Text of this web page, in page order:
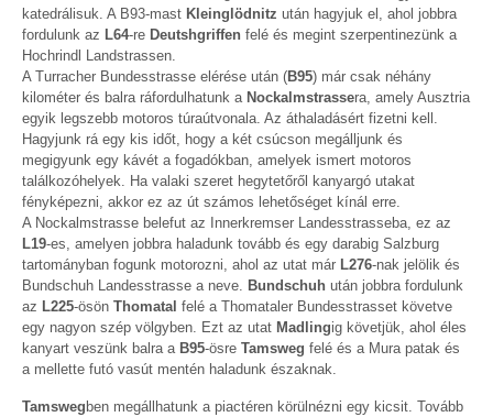
katedrálisuk. A B93-mast Kleinglödnitz után hagyjuk el, ahol jobbra
fordulunk az L64-re Deutshgriffen felé és megint szerpentinezünk a
Hochrindl Landstrassen.
A Turracher Bundesstrasse elérése után (B95) már csak néhány
kilométer és balra ráfordulhatunk a Nockalmstrassera, amely Ausztria
egyik legszebb motoros túraútvonala. Az áthaladásért fizetni kell.
Hagyjunk rá egy kis időt, hogy a két csúcson megálljunk és
megigyunk egy kávét a fogadókban, amelyek ismert motoros
találkozóhelyek. Ha valaki szeret hegytetőről kanyargó utakat
fényképezni, akkor ez az út számos lehetőséget kínál erre.
A Nockalmstrasse belefut az Innerkremser Landesstrasseba, ez az
L19-es, amelyen jobbra haladunk tovább és egy darabig Salzburg
tartományban fogunk motorozni, ahol az utat már L276-nak jelölik és
Bundschuh Landesstrasse a neve.
Bundschuh után jobbra fordulunk
az L225-ösön Thomatal felé a Thomataler Bundesstrasset követve
egy nagyon szép völgyben. Ezt az utat Madlingig követjük, ahol éles
kanyart veszünk balra a B95-ösre Tamsweg felé és a Mura patak és
a mellette futó vasút mentén haladunk északnak.
Tamsweg ben megállhatunk a piactéren körülnézni egy kicsit. Tovább